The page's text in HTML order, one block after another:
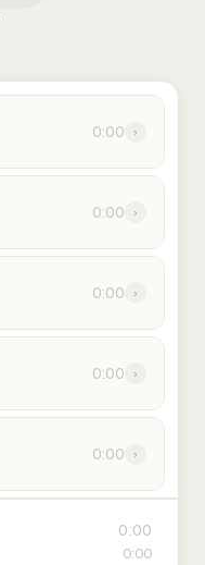
0:00 ›
0:00 ›
0:00 ›
0:00 ›
0:00 ›
0:00
0:00